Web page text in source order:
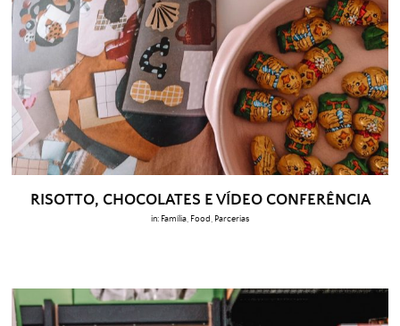
RISOTTO, CHOCOLATES E VÍDEO CONFERÊNCIA
in: Família Food Parcerias